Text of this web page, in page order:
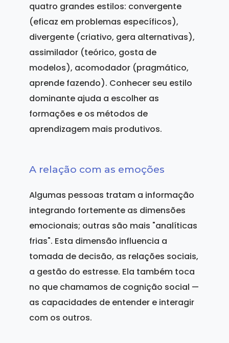
quatro grandes estilos: convergente
(eficaz em problemas específicos),
divergente (criativo, gera alternativas),
assimilador (teórico, gosta de
modelos), acomodador (pragmático,
aprende fazendo). Conhecer seu estilo
dominante ajuda a escolher as
formações e os métodos de
aprendizagem mais produtivos.
A relação com as emoções
Algumas pessoas tratam a informação
integrando fortemente as dimensões
emocionais; outras são mais "analíticas
frias". Esta dimensão influencia a
tomada de decisão, as relações sociais,
a gestão do estresse. Ela também toca
no que chamamos de cognição social —
as capacidades de entender e interagir
com os outros.